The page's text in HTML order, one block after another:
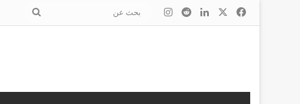
فيسبوك لينكدإن
‏Reddit انستقرام بحث